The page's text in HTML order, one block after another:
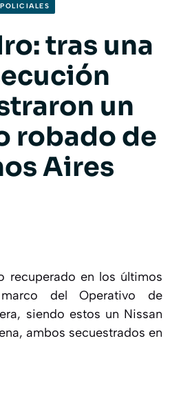
POLICIALES
tras una
un
robado de
Aires
recuperado en los últimos
del Operativo de
siendo estos un Nissan
ambos secuestrados en